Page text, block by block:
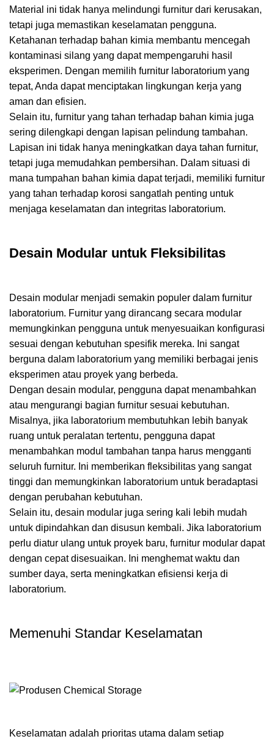
Material ini tidak hanya melindungi furnitur dari kerusakan,
tetapi juga memastikan keselamatan pengguna.
Ketahanan terhadap bahan kimia membantu mencegah
kontaminasi silang yang dapat mempengaruhi hasil
eksperimen. Dengan memilih furnitur laboratorium yang
tepat, Anda dapat menciptakan lingkungan kerja yang
aman dan efisien.
Selain itu, furnitur yang tahan terhadap bahan kimia juga
sering dilengkapi dengan lapisan pelindung tambahan.
Lapisan ini tidak hanya meningkatkan daya tahan furnitur,
tetapi juga memudahkan pembersihan. Dalam situasi di
mana tumpahan bahan kimia dapat terjadi, memiliki furnitur
yang tahan terhadap korosi sangatlah penting untuk
menjaga keselamatan dan integritas laboratorium.
Desain Modular untuk Fleksibilitas
Desain modular menjadi semakin populer dalam furnitur
laboratorium. Furnitur yang dirancang secara modular
memungkinkan pengguna untuk menyesuaikan konfigurasi
sesuai dengan kebutuhan spesifik mereka. Ini sangat
berguna dalam laboratorium yang memiliki berbagai jenis
eksperimen atau proyek yang berbeda.
Dengan desain modular, pengguna dapat menambahkan
atau mengurangi bagian furnitur sesuai kebutuhan.
Misalnya, jika laboratorium membutuhkan lebih banyak
ruang untuk peralatan tertentu, pengguna dapat
menambahkan modul tambahan tanpa harus mengganti
seluruh furnitur. Ini memberikan fleksibilitas yang sangat
tinggi dan memungkinkan laboratorium untuk beradaptasi
dengan perubahan kebutuhan.
Selain itu, desain modular juga sering kali lebih mudah
untuk dipindahkan dan disusun kembali. Jika laboratorium
perlu diatur ulang untuk proyek baru, furnitur modular dapat
dengan cepat disesuaikan. Ini menghemat waktu dan
sumber daya, serta meningkatkan efisiensi kerja di
laboratorium.
Memenuhi Standar Keselamatan
Keselamatan adalah prioritas utama dalam setiap